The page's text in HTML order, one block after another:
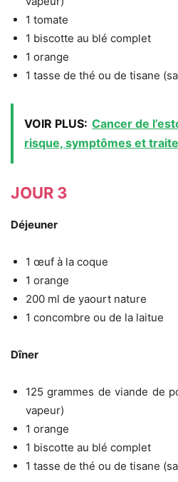
1 tomate
1 biscotte au blé complet
1 orange
1 tasse de thé ou de tisane
VOIR PLUS: Cancer de
risque, symptômes et
JOUR 3
Déjeuner
1 œuf à la coque
1 orange
200 ml de yaourt nature
1 concombre ou de la laitue
Dîner
125 grammes de viande de
vapeur)
1 orange
1 biscotte au blé complet
1 tasse de thé ou de tisane